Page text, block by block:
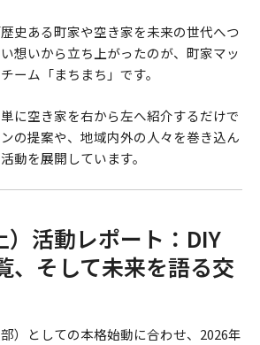
史ある町家や空き家を未来の世代へつ
想いから立ち上がったのが、町家マッ
ーム「まちまち」です。
単に空き家を右から左へ紹介するだけで
の提案や、地域内外の人々を巻き込ん
動を展開しています。
活動レポート：DIY
、そして未来を語る交
）としての本格始動に合わせ、2026年